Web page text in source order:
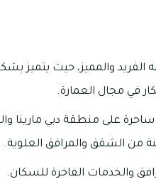
مارينا 101 بتصميمه الفريد
في مجال العمارة.
101 إطلالات ساحرة على منطقة
من الشقق والمرافق العلوية.
والخدمات الفاخرة للسكان.